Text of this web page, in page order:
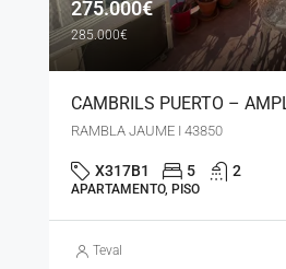
275.000€
285.000€
RAMBLA JAUME I 43850
X317B1 5 2
APARTAMENTO, PISO
Teval